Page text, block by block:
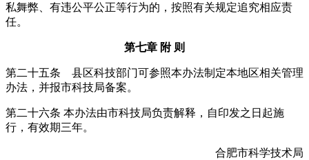
私舞弊、有违公平公正等行为的，按照有关规定追究相应责
任。
第七章 附 则
第二十五条 县区科技部门可参照本办法制定本地区相关管理
办法，并报市科技局备案。
第二十六条 本办法由市科技局负责解释，自印发之日起施
行，有效期三年。
合肥市科学技术局